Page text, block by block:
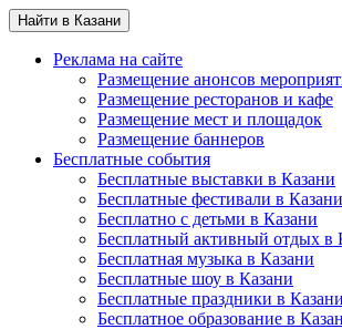
Найти в Казани
Реклама на сайте
Размещение анонсов
Размещение ресторанов и кафе
Размещение мест и площадок
Размещение баннеров
Бесплатные события
Бесплатные выставки в Казани
Бесплатные фестивали в Казани
Бесплатно с детьми в Казани
Бесплатный активный отдых в
Бесплатная музыка в Казани
Бесплатные шоу в Казани
Бесплатные праздники в Казани
Бесплатное образование в